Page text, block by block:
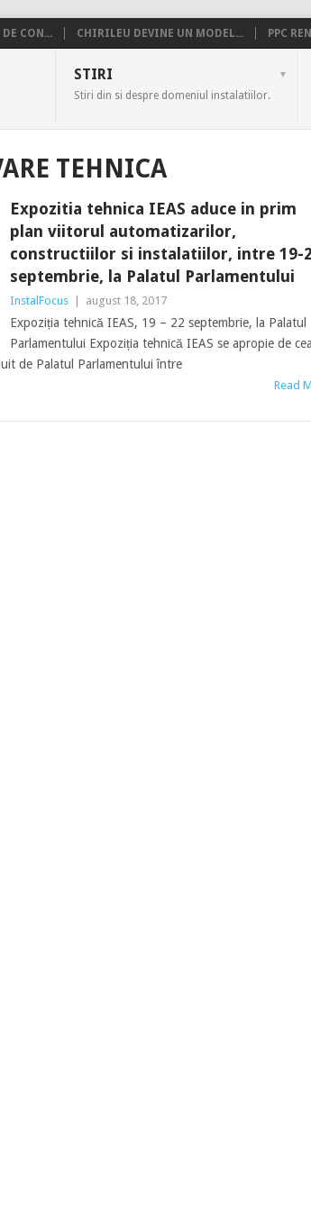
CON... CHIRILEU DEVINE UN MODEL... PPC
STIRI
Stiri din si despre domeniul instalatiilor.
TEHNICA
Expozitia tehnica IEAS aduce in prim
plan viitorul automatizarilor,
constructiilor si instalatiilor, intre 19-
septembrie, la Palatul Parlamentului
InstalFocus august 18, 2017
Expoziția tehnică IEAS, 19 – 22 septembrie, la Palatul
Parlamentului Expoziția tehnică IEAS se apropie de
de Palatul Parlamentului între
Read